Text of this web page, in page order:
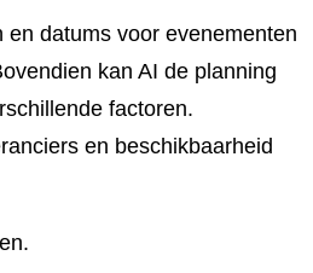
datums voor evenementen
kan AI de planning
factoren.
en beschikbaarheid